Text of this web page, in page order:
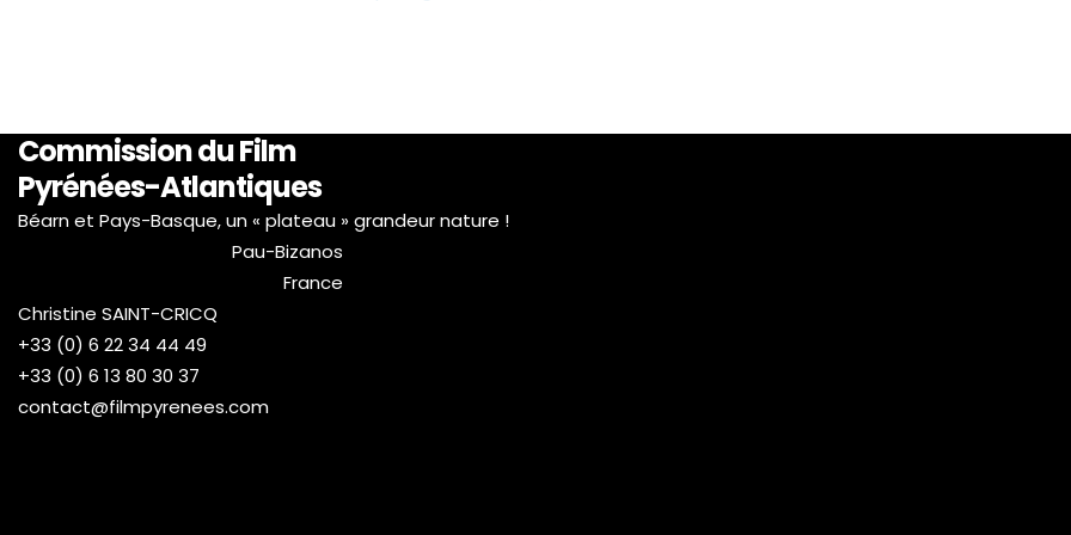
Commission du Film
Pyrénées-Atlantiques
Béarn et Pays-Basque, un « plateau » grandeur nature !
Pau-Bizanos
France
Christine SAINT-CRICQ
+33 (0) 6 22 34 44 49
+33 (0) 6 13 80 30 37
contact@filmpyrenees.com